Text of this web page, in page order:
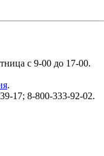
с 9-00 до 17-00.
.
17; 8-800-333-92-02.